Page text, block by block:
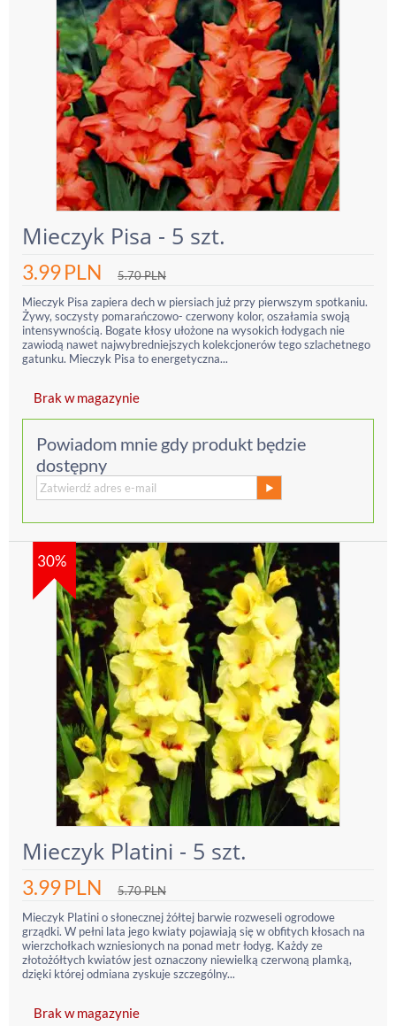
Mieczyk Pisa - 5 szt.
3.99PLN 5.70PLN
Mieczyk Pisa zapiera dech w piersiach już przy pierwszym spotkaniu.
Żywy, soczysty pomarańczowo- czerwony kolor, oszałamia swoją
intensywnością. Bogate kłosy ułożone na wysokich łodygach nie
zawiodą nawet najwybredniejszych kolekcjonerów tego szlachetnego
gatunku. Mieczyk Pisa to energetyczna...
Brak w magazynie
Powiadom mnie gdy produkt będzie
dostępny
30%
Mieczyk Platini - 5 szt.
3.99PLN 5.70PLN
Mieczyk Platini o słonecznej żółtej barwie rozweseli ogrodowe
grządki. W pełni lata jego kwiaty pojawiają się w obfitych kłosach na
wierzchołkach wzniesionych na ponad metr łodyg. Każdy ze
złotożółtych kwiatów jest oznaczony niewielką czerwoną plamką,
dzięki której odmiana zyskuje szczególny...
Brak w magazynie